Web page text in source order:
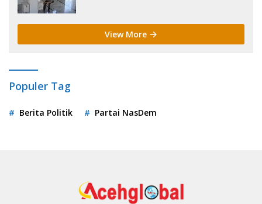
View More
Populer Tag
Berita Politik Partai NasDem